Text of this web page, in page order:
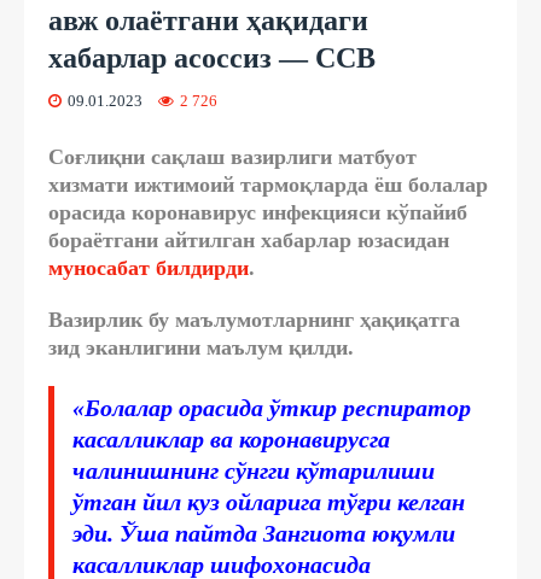
авж олаётгани ҳақидаги
хабарлар асоссиз — ССВ
09.01.2023 2 726
Соғлиқни сақлаш вазирлиги матбуот
хизмати ижтимоий тармоқларда ёш болалар
орасида коронавирус инфекцияси кўпайиб
бораётгани айтилган хабарлар юзасидан
муносабат билдирди.
Вазирлик бу маълумотларнинг ҳақиқатга
зид эканлигини маълум қилди.
«Болалар орасида ўткир респиратор
касалликлар ва коронавирусга
чалинишнинг сўнгги кўтарилиши
ўтган йил куз ойларига тўғри келган
эди. Ўша пайтда Зангиота юқумли
касалликлар шифохонасида